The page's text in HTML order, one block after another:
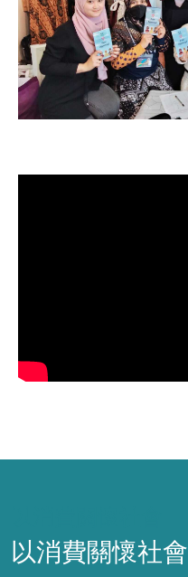
以消費關懷社會